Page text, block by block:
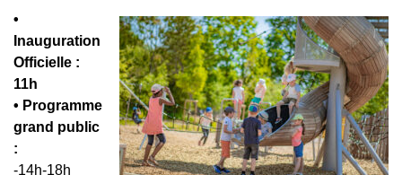
•
Inauguration
Officielle :
11h
• Programme
grand public
:
-14h-18h